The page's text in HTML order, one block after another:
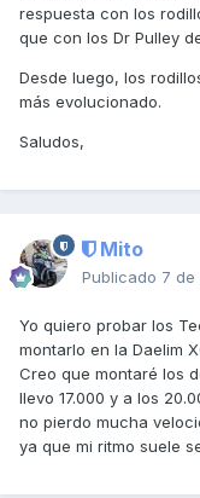
respuesta con los
que con los Dr Pulley
Desde luego, los
más evolucionado.
Saludos,
Mito
Publicado 7 de
Yo quiero probar los
montarlo en la Daelim
Creo que montaré los
llevo 17.000 y a los
no pierdo mucha
ya que mi ritmo suele